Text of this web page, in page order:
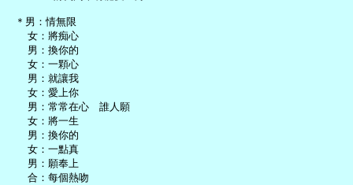
＊男：情無限
   女：將痴心
   男：換你的
   女：一顆心
   男：就讓我
   女：愛上你
   男：常常在心　誰人願
   女：將一生
   男：換你的
   女：一點真
   男：願奉上
   合：每個熱吻